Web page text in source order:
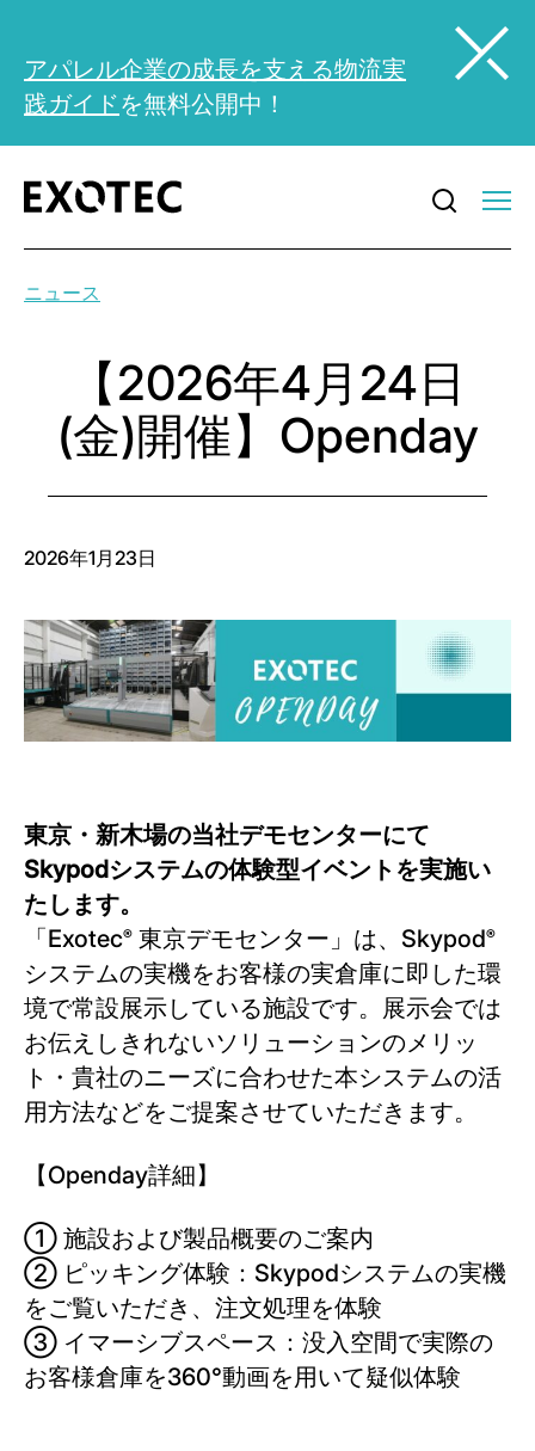
アパレル企業の成長を支える物流実
践ガイドを無料公開中！
ニュース
【2026年4月24日
(金)開催】Openday
2026年1月23日
東京・新木場の当社デモセンターにて
Skypodシステムの体験型イベントを実施い
たします。
「Exotec® 東京デモセンター」は、Skypod®
システムの実機をお客様の実倉庫に即した環
境で常設展示している施設です。展示会では
お伝えしきれないソリューションのメリッ
ト・貴社のニーズに合わせた本システムの活
用方法などをご提案させていただきます。
【Openday詳細】
① 施設および製品概要のご案内
② ピッキング体験：Skypodシステムの実機
をご覧いただき、注文処理を体験
③ イマーシブスペース：没入空間で実際の
お客様倉庫を360°動画を用いて疑似体験